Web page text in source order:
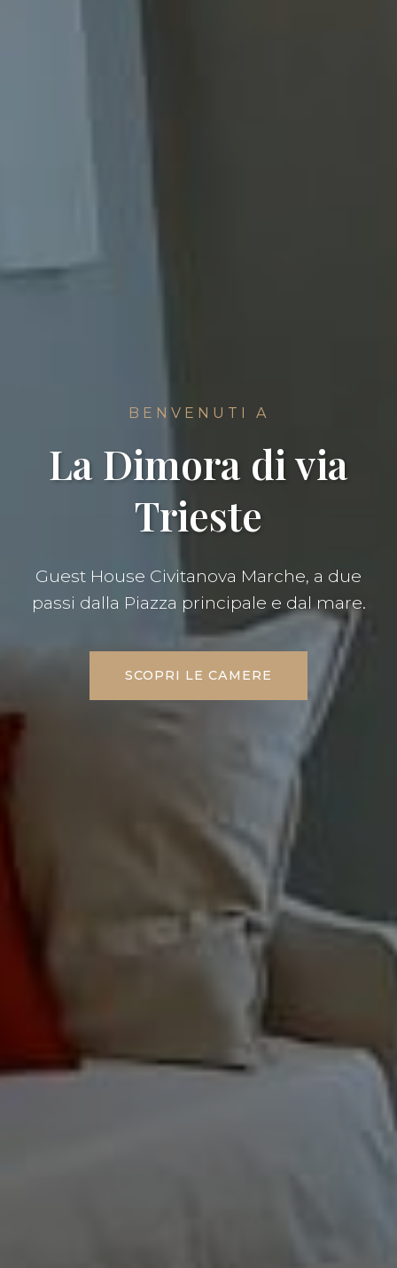
BENVENUTI A
La Dimora di via
Trieste
Guest House Civitanova Marche, a due
passi dalla Piazza principale e dal mare.
SCOPRI LE CAMERE